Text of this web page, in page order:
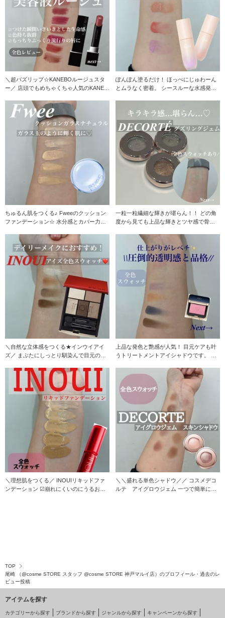
＼超バズリップ☆KANEBOルージュスタ
ー／ 店頭でもめちゃくちゃ人気のKANEB
ぽんぽん塗るだけ！ ほっぺにじゅわーん
とムラなく密着。 シースルーな水感発色
ちゅるん肌をつくる♪ Fweeのクッション
ファンデーション☆ 水分感とカバー力が
一粒一粒繊細な輝きが堪らん！！ どの角
度から見ても上品な輝きとツヤ感で骨格
＼自然な立体感をつくる★インウイアイ
ズ／ まぶたにしっとり馴染んで目元の魅
上品な発色と艶感が人気！ 目元ケアも叶
うトリートメントアイシャドウです。 単
＼理想肌をつくる／ INOUIリキッドファ
ンデーション ☑︎崩れにくいのにうるおい
＼＼盛れる単色シャドウ／／ コスメデコ
ルテ アイグロウジェム 一つで簡単にグ
TOP
尾崎 （@cosme STORE スタッフ @cosme STORE 神戸マルイ店）のプロフィール・過去のレ
ビュー投稿
アイテムを探す
カテゴリーから探す ブランドから探す ジャンルから探す キャンペーンから探す